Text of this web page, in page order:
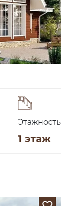
Этажность
1 этаж